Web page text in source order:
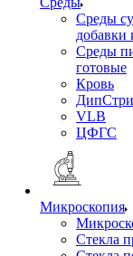
Среды
добавки
Среды
готовые
Кровь
VLB
ЦФГС
Микроскопия
Стекла